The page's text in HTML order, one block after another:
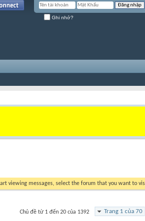
Ghi nhớ?
viewing messages, select the forum that you want to
Trang 1 của 70
Chủ đề từ 1 đến 20 của 1392